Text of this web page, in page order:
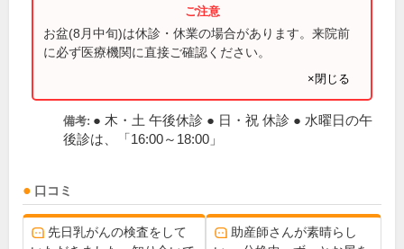
お盆(8月中旬)は休診・休業の場合があります。来院前
に必ず医療機関に直接ご確認ください。
×閉じる
備考: ● 木・土 午後休診 ● 日・祝 休診 ● 水曜日の午
後診は、「16:00～18:00」
口コミ
先日乳がんの検査をして
助産師さんが素晴らし